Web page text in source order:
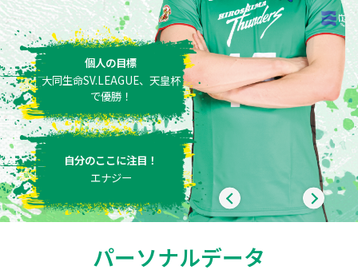
個人の目標
大同生命SV.LEAGUE、天皇杯
で優勝！
自分のここに注目！
エナジー
パーソナルデータ